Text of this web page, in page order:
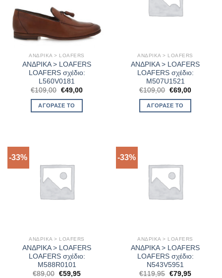
ΑΝΔΡΙΚΑ > LOAFERS
ΑΝΔΡΙΚΑ > LOAFERS
LOAFERS σχέδιο:
L560V0181
€109,00 Original
was:
€109,00.
€49,00Η
ΑΓΌΡΑΣΈ ΤΟ
ΑΝΔΡΙΚΑ > LOAFERS
ΑΝΔΡΙΚΑ > LOAFERS
LOAFERS σχέδιο:
M507U1521
€109,00 Original
was:
€109,00.
€69,00Η
ΑΓΌΡΑΣΈ ΤΟ
-33%
ΑΝΔΡΙΚΑ > LOAFERS
ΑΝΔΡΙΚΑ > LOAFERS
LOAFERS σχέδιο:
M588R0101
€89,00 Original
€59,95Η
-33%
ΑΝΔΡΙΚΑ > LOAFERS
ΑΝΔΡΙΚΑ > LOAFERS
LOAFERS σχέδιο:
N543V5951
€119,95 Original
€79,95Η